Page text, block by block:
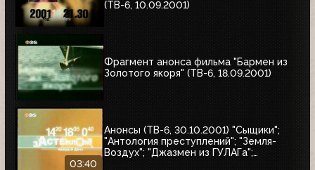
(ТВ-6, 10.09.2001)
Фрагмент анонса фильма "Бармен из
Золотого якоря" (ТВ-6, 18.09.2001)
03:40
Анонсы (ТВ-6, 30.10.2001) "Сыщики";
"Антология преступлений"; "Земля-
Воздух"; "Джазмен из ГУЛАГа";